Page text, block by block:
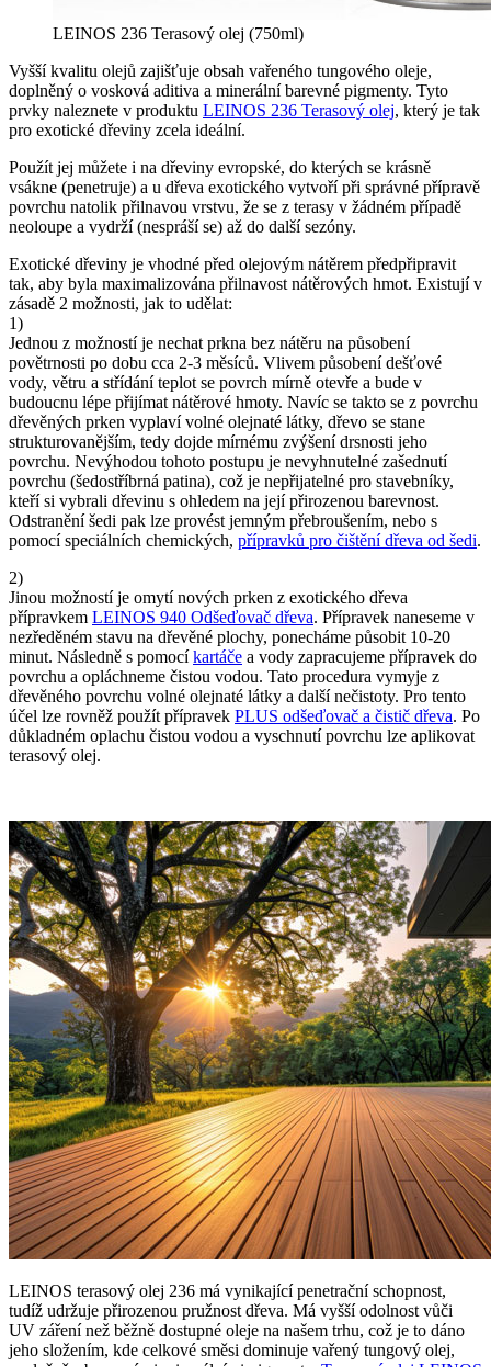
LEINOS 236 Terasový olej (750ml)
Vyšší kvalitu olejů zajišťuje obsah vařeného tungového oleje,
doplněný o vosková aditiva a minerální barevné pigmenty. Tyto
prvky naleznete v produktu LEINOS 236 Terasový olej, který je tak
pro exotické dřeviny zcela ideální.
Použít jej můžete i na dřeviny evropské, do kterých se krásně
vsákne (penetruje) a u dřeva exotického vytvoří při správné přípravě
povrchu natolik přilnavou vrstvu, že se z terasy v žádném případě
neoloupe a vydrží (nespráší se) až do další sezóny.
Exotické dřeviny je vhodné před olejovým nátěrem předpřipravit
tak, aby byla maximalizována přilnavost nátěrových hmot. Existují v
zásadě 2 možnosti, jak to udělat:
1)
Jednou z možností je nechat prkna bez nátěru na působení
povětrnosti po dobu cca 2-3 měsíců. Vlivem působení dešťové
vody, větru a střídání teplot se povrch mírně otevře a bude v
budoucnu lépe přijímat nátěrové hmoty. Navíc se takto se z povrchu
dřevěných prken vyplaví volné olejnaté látky, dřevo se stane
strukturovanějším, tedy dojde mírnému zvýšení drsnosti jeho
povrchu. Nevýhodou tohoto postupu je nevyhnutelné zašednutí
povrchu (šedostříbrná patina), což je nepřijatelné pro stavebníky,
kteří si vybrali dřevinu s ohledem na její přirozenou barevnost.
Odstranění šedi pak lze provést jemným přebroušením, nebo s
pomocí speciálních chemických, přípravků pro čištění dřeva od šedi.
2)
Jinou možností je omytí nových prken z exotického dřeva
přípravkem LEINOS 940 Odšeďovač dřeva. Přípravek naneseme v
nezředěném stavu na dřevěné plochy, ponecháme působit 10-20
minut. Následně s pomocíkartáče a vody zapracujeme přípravek do
povrchu a opláchneme čistou vodou. Tato procedura vymyje z
dřevěného povrchu volné olejnaté látky a další nečistoty. Pro tento
účel lze rovněž použít přípravek PLUS odšeďovač a čistič dřeva. Po
důkladném oplachu čistou vodou a vyschnutí povrchu lze aplikovat
terasový olej.
LEINOS terasový olej 236 má vynikající penetrační schopnost,
tudíž udržuje přirozenou pružnost dřeva. Má vyšší odolnost vůči
UV záření než běžně dostupné oleje na našem trhu, což je to dáno
jeho složením, kde celkové směsi dominuje vařený tungový olej,